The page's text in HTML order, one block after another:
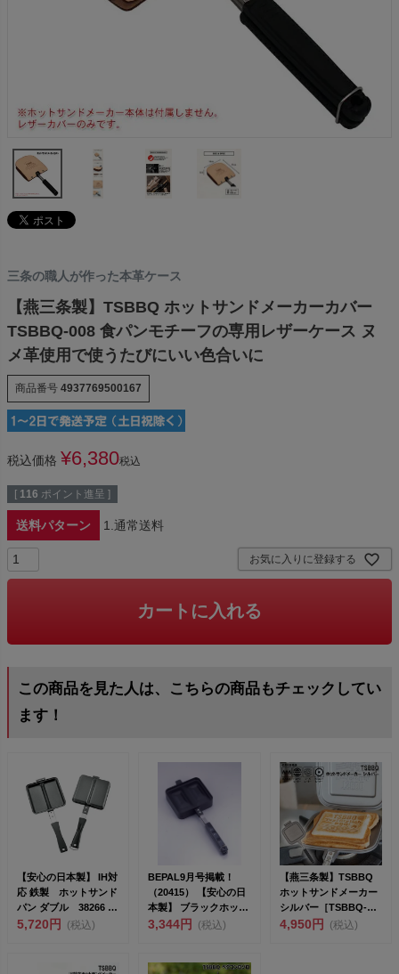
三条の職人が作った本革ケース
【燕三条製】TSBBQ ホットサンドメーカーカバー
TSBBQ-008 食パンモチーフの専用レザーケース ヌ
メ革使用で使うたびにいい色合いに
商品番号 4937769500167
税込価格 ¥6,380税込
[ 116 ポイント進呈 ]
送料パターン 1.通常送料
お気に入りに登録する
カートに入れる
この商品を見た人は、こちらの商品もチェックしてい
ます！
【安心の日本製】 IH対
応 鉄製 ホットサンド
パン ダブル 38266 ガ
ス、IH1...
5,720円 (税込)
BEPAL9月号掲載！
（20415） 【安心の日
本製】 ブラックホット
サンドメーカー...
3,344円 (税込)
【燕三条製】TSBBQ
ホットサンドメーカー
シルバー［TSBBQ-
007］<b...
4,950円 (税込)